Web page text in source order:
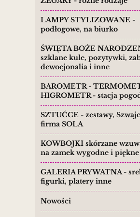
LAMPY STYLIZOWANE -
podłogowe, na biurko
ŚWIĘTA BOŻE
szklane kule, pozytywki,
dewocjonalia i inne
BAROMETR -
HIGROMETR - stacja
SZTUĆCE - zestawy,
firma SOLA
KOWBOJKI skórzane
na zamek wygodne i piękne
GALERIA PRYWATNA -
figurki, platery inne
Nowości